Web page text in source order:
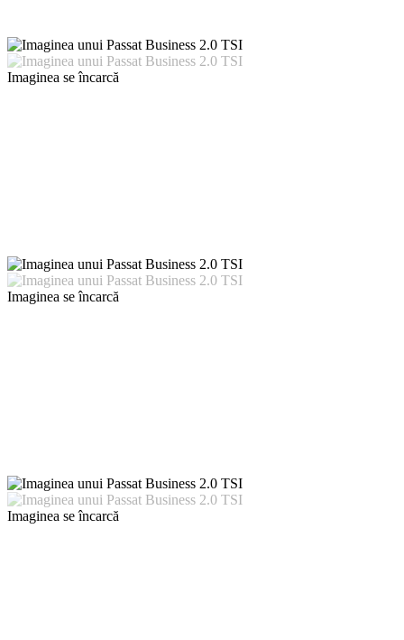
Imaginea se încarcă
Imaginea se încarcă
Imaginea se încarcă